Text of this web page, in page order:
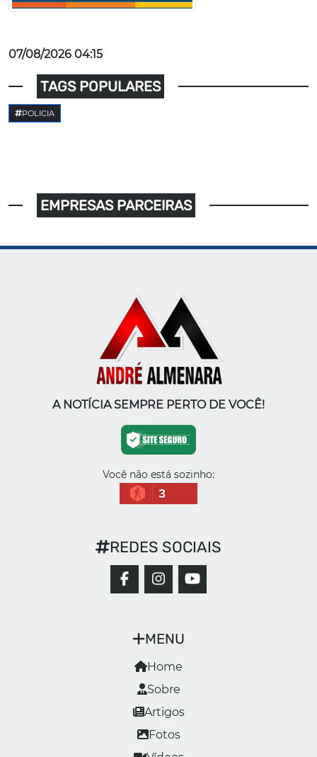
07/08/2026 04:15
TAGS POPULARES
POLICIA
EMPRESAS PARCEIRAS
A NOTÍCIA SEMPRE PERTO DE VOCÊ!
Você não está sozinho:
3
MENU
Home
Sobre
Artigos
Fotos
REDES SOCIAIS